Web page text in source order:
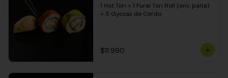
1 Hot Tori + 1 Furai Tori Roll (env. palta)
+ 5 Gyozas de Cerdo
$11.990